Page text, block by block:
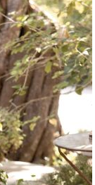
2014
своя
в
за
своите
и